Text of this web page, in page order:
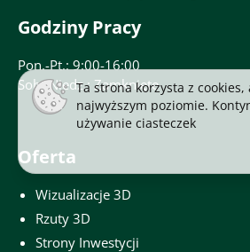
Godziny Pracy
Pon.-Pt.: 9:00-16:00
Sob.-Niedz.: Zamknięte
Oferta
Wizualizacje 3D
Rzuty 3D
Strony Inwestycji
Ta strona korzysta z cookies,
najwyższym poziomie.
używanie ciasteczek